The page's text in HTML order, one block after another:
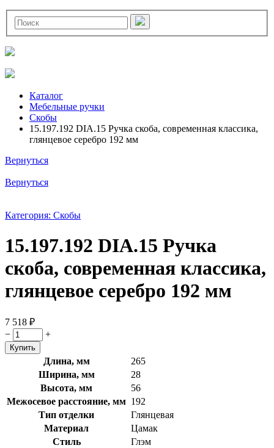
Каталог
Мебельные ручки
Скобы
15.197.192 DIA.15 Ручка скоба, современная классика,
глянцевое серебро 192 мм
Вернуться
Вернуться
Категория: Скобы
15.197.192 DIA.15 Ручка
скоба, современная классика,
глянцевое серебро 192 мм
7 518 ₽
−
+
Длина, мм
265
Ширина, мм
28
Высота, мм
56
Межосевое расстояние, мм 192
Тип отделки
Глянцевая
Материал
Цамак
Стиль
Глэм